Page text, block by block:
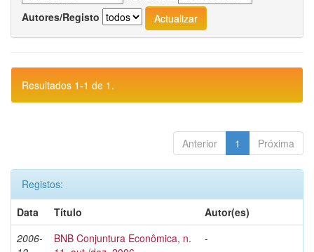
Autores/Registo
Resultados 1-1 de 1.
Anterior 1 Próxima
Registos:
Data
Título
Autor(es)
2006-
BNB Conjuntura Econômica, n.
-